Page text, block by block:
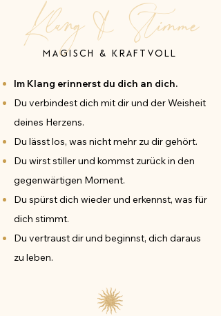
Klang & Stimme
magisch &kraftvoll
Im Klang erinnerst du dich an dich.
Du verbindest dich mit dir und der Weisheit
deines Herzens.
Du lässt los, was nicht mehr zu dir gehört.
Du wirst stiller und kommst zurück in den
gegenwärtigen Moment.
Du spürst dich wieder und erkennst, was für
dich stimmt.
Du vertraust dir und beginnst, dich daraus
zu leben.